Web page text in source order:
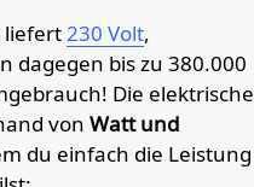
liefert 230 Volt,
dagegen bis zu 380.000
Die elektrische
von Watt und
du einfach die Leistung